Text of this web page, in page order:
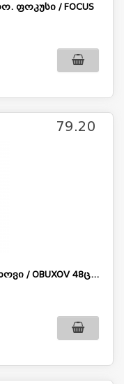
ფოკუსი / FOCUS
79.20
/ OBUXOV 48ც...